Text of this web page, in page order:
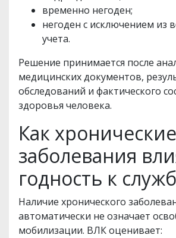
временно негоден;
негоден с исключением из
учета.
Решение принимается после
медицинских документов,
обследований и фактического
здоровья человека.
Как хронические
заболевания
годность к
Наличие хронического
автоматически не означает
мобилизации. ВЛК оценивает: